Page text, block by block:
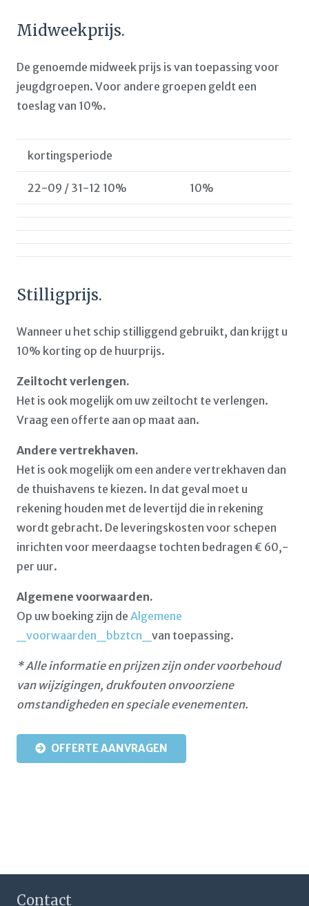
Midweekprijs.
De genoemde midweek prijs is van toepassing voor
jeugdgroepen. Voor andere groepen geldt een
toeslag van 10%.
kortingsperiode
22-09 / 31-12 10% 10%
Stilligprijs.
Wanneer u het schip stilliggend gebruikt, dan krijgt u
10% korting op de huurprijs.
Zeiltocht verlengen.
Het is ook mogelijk om uw zeiltocht te verlengen.
Vraag een offerte aan op maat aan.
Andere vertrekhaven.
Het is ook mogelijk om een andere vertrekhaven dan
de thuishavens te kiezen. In dat geval moet u
rekening houden met de levertijd die in rekening
wordt gebracht. De leveringskosten voor schepen
inrichten voor meerdaagse tochten bedragen € 60,-
per uur.
Algemene voorwaarden.
Op uw boeking zijn de Algemene
_voorwaarden_bbztcn_ van toepassing.
* Alle informatie en prijzen zijn onder voorbehoud
van wijzigingen, drukfouten onvoorziene
omstandigheden en speciale evenementen.
OFFERTE AANVRAGEN
Contact